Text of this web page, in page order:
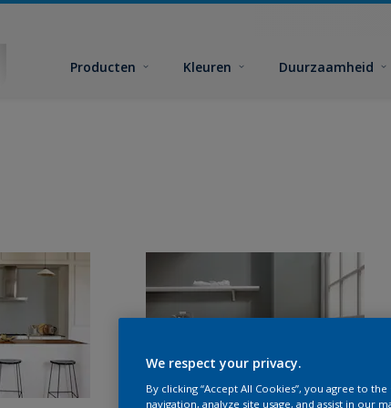
Producten Kleuren Duurzaamheid
We respect your privacy.
By clicking “Accept All Cookies”, you agree to
navigation, analyze site usage, and assist in our